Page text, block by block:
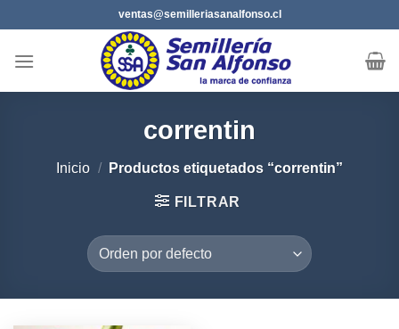
al
contenido
ventas@semilleriasanalfonso.cl
correntin
Inicio / Productos etiquetados “correntin”
FILTRAR